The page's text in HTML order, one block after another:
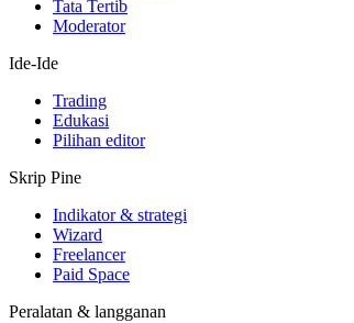
Tata Tertib
Moderator
Ide-Ide
Trading
Edukasi
Pilihan editor
Skrip Pine
Indikator & strategi
Wizard
Freelancer
Paid Space
Peralatan & langganan